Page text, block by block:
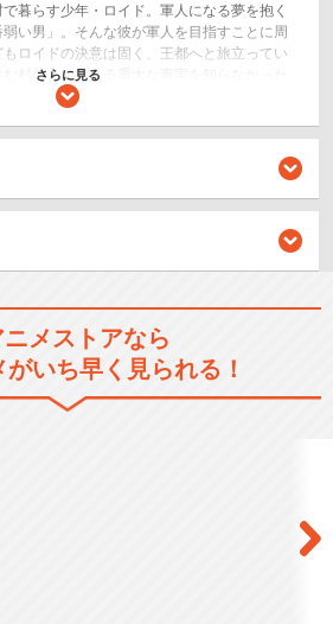
暮らす少年・ロイド。軍人になる夢を抱く
い男」。そんな彼が軍人を目指すことに周
ロイドの決意は固く、王都へと旅立ってい
村の人々はある重大な事実を知らなかった
界を救った英雄の末裔で、全員が人間離れ
身体能力バツグン！古代魔法も完璧！挙句の
の強さを勘違いした村人による無自覚最強
す！
さらに見る
メストアなら
いち早く見られる！